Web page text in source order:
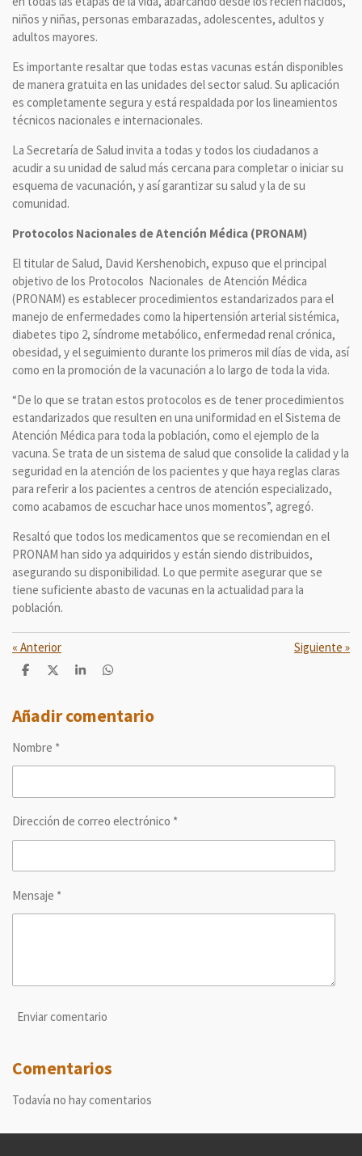
niños y niñas, personas embarazadas, adolescentes, adultos y
adultos mayores.
Es importante resaltar que todas estas vacunas están disponibles
de manera gratuita en las unidades del sector salud. Su aplicación
es completamente segura y está respaldada por los lineamientos
técnicos nacionales e internacionales.
La Secretaría de Salud invita a todas y todos los ciudadanos a
acudir a su unidad de salud más cercana para completar o iniciar su
esquema de vacunación, y así garantizar su salud y la de su
comunidad.
Protocolos Nacionales de Atención Médica (PRONAM)
El titular de Salud, David Kershenobich, expuso que el principal
objetivo de los Protocolos Nacionales de Atención Médica
(PRONAM) es establecer procedimientos estandarizados para el
manejo de enfermedades como la hipertensión arterial sistémica,
diabetes tipo 2, síndrome metabólico, enfermedad renal crónica,
obesidad, y el seguimiento durante los primeros mil días de vida, así
como en la promoción de la vacunación a lo largo de toda la vida.
“De lo que se tratan estos protocolos es de tener procedimientos
estandarizados que resulten en una uniformidad en el Sistema de
Atención Médica para toda la población, como el ejemplo de la
vacuna. Se trata de un sistema de salud que consolide la calidad y la
seguridad en la atención de los pacientes y que haya reglas claras
para referir a los pacientes a centros de atención especializado,
como acabamos de escuchar hace unos momentos”, agregó.
Resaltó que todos los medicamentos que se recomiendan en el
PRONAM han sido ya adquiridos y están siendo distribuidos,
asegurando su disponibilidad. Lo que permite asegurar que se
tiene suficiente abasto de vacunas en la actualidad para la
población.
« Anterior Siguiente »
C
p
a
t
C
p
a
C
p
a
C
p
a
Añadir comentario
Nombre *
Dirección de correo electrónico *
Mensaje *
Enviar comentario
Comentarios
Todavía no hay comentarios